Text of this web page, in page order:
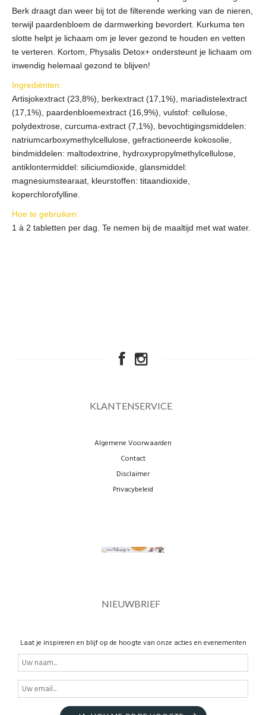
Berk draagt dan weer bij tot de filterende werking van de nieren,
terwijl paardenbloem de darmwerking bevordert. Kurkuma ten
slotte helpt je lichaam om je lever gezond te houden en vetten
te verteren. Kortom, Physalis Detox+ ondersteunt je lichaam om
inwendig helemaal gezond te blijven!
Ingrediënten:
Artisjokextract (23,8%), berkextract (17,1%), mariadistelextract
(17,1%), paardenbloemextract (16,9%), vulstof: cellulose,
polydextrose, curcuma-extract (7,1%), bevochtigingsmiddelen:
natriumcarboxymethylcellulose, gefractioneerde kokosolie,
bindmiddelen: maltodextrine, hydroxypropylmethylcellulose,
antiklontermiddel: siliciumdioxide, glansmiddel:
magnesiumstearaat, kleurstoffen: titaandioxide,
koperchlorofylline.
Hoe te gebruiken:
1 à 2 tabletten per dag. Te nemen bij de maaltijd met wat water.
KLANTENSERVICE
Algemene Voorwaarden
Contact
Disclaimer
Privacybeleid
NIEUWBRIEF
Laat je inspireren en blijf op de hoogte van onze acties en evenementen